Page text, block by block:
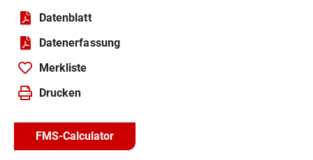
Datenblatt
Daten­erfassung
Merkliste
Drucken
FMS-Calculator